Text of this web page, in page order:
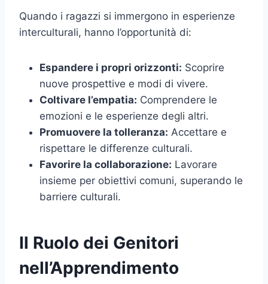
Quando i ragazzi si immergono in esperienze
interculturali, hanno l’opportunità di:
Espandere i propri orizzonti: Scoprire
nuove prospettive e modi di vivere.
Coltivare l’empatia: Comprendere le
emozioni e le esperienze degli altri.
Promuovere la tolleranza: Accettare e
rispettare le differenze culturali.
Favorire la collaborazione: Lavorare
insieme per obiettivi comuni, superando le
barriere culturali.
Il Ruolo dei Genitori
nell’Apprendimento